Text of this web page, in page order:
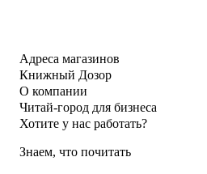
Адреса магазинов
Книжный Дозор
О компании
Читай-город для бизнеса
Хотите у нас работать?
Знаем, что почитать